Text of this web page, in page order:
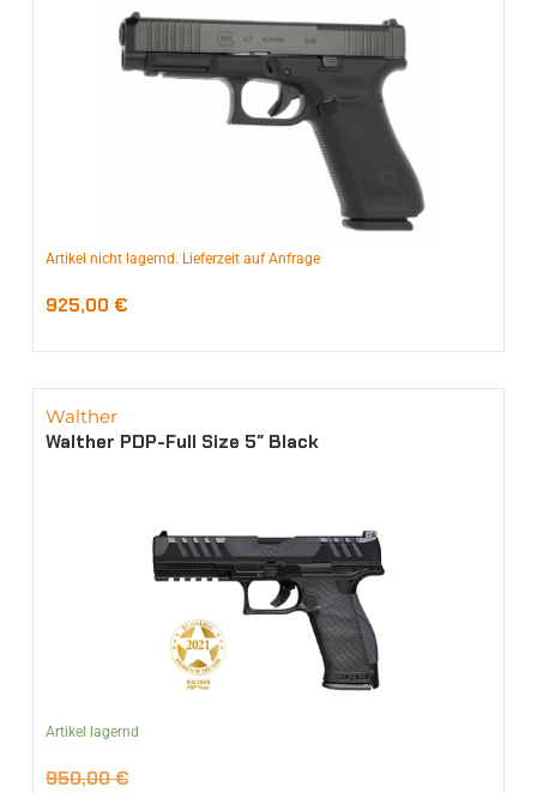
Artikel nicht lagernd. Lieferzeit auf Anfrage
925,00 €
Walther
Walther PDP-Full Size 5″ Black
Artikel lagernd
950,00€